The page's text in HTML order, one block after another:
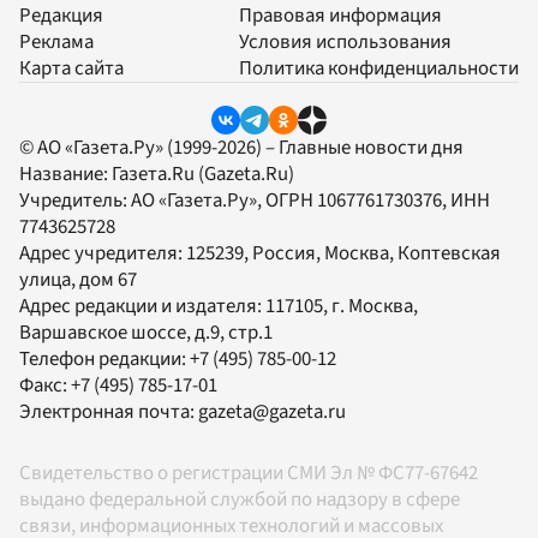
Редакция
Реклама
Карта сайта
Правовая информация
Условия использования
Политика конфиденциальности
© АО «Газета.Ру» (1999-2026) – Главные новости дня
Название: Газета.Ru (Gazeta.Ru)
Учредитель:АО «Газета.Ру», ОГРН 1067761730376, ИНН
7743625728
Адрес учредителя: 125239, Россия, Москва, Коптевская
улица, дом 67
Адрес редакции и издателя: 117105, г. Москва,
Варшавское шоссе, д.9, стр.1
Телефон редакции:+7 (495) 785-00-12
Факс:+7 (495) 785-17-01
Электронная почта:gazeta@gazeta.ru
Свидетельство о регистрации СМИ Эл № ФС77-67642
выдано федеральной службой по надзору в сфере
связи, информационных технологий и массовых